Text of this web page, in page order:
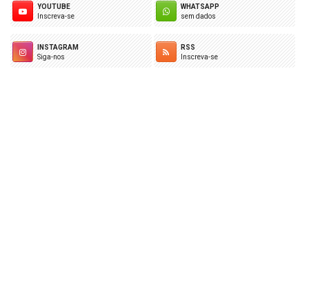
YOUTUBE
Inscreva-se
WHATSAPP
sem dados
INSTAGRAM
Siga-nos
RSS
Inscreva-se